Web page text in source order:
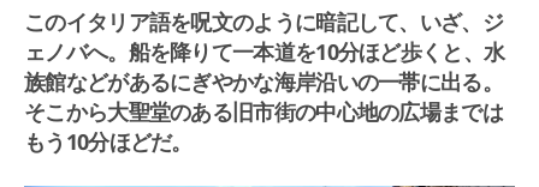
このイタリア語を呪文のように暗記して、いざ、ジ
ェノバへ。船を降りて一本道を10分ほど歩くと、水
族館などがあるにぎやかな海岸沿いの一帯に出る。
そこから大聖堂のある旧市街の中心地の広場までは
もう10分ほどだ。